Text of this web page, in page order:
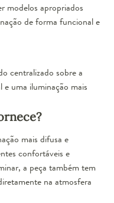
modelos apropriados
de forma funcional e
centralizado sobre a
e uma iluminação mais
mais difusa e
confortáveis e
a peça também tem
na atmosfera